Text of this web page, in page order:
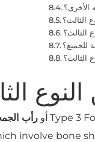
الأخرى؟
الثالث؟
الثالث؟
للجميع؟
الثالث؟
Type 3 أو رأب
involve bone